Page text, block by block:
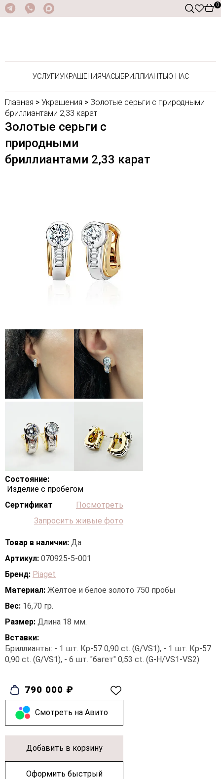
0
УСЛУГИУКРАШЕНИЯЧАСЫ БРИЛЛИАНТЫ О НАС
Главная > Украшения > Золотые серьги с природными
бриллиантами 2,33 карат
Золотые серьги с
природными
бриллиантами 2,33 карат
Состояние:
Изделие с пробегом
Сертификат
Посмотреть
Запросить живые фото
Товар в наличии: Да
Артикул: 070925-5-001
Бренд: Piaget
Материал: Жёлтое и белое золото 750 пробы
Вес: 16,70 гр.
Размер: Длина 18 мм.
Вставки:
Бриллианты: - 1 шт. Кр-57 0,90 ct. (G/VS1), - 1 шт. Кр-57
0,90 ct. (G/VS1), - 6 шт. "багет" 0,53 ct. (G-H/VS1-VS2)
790 000 ₽
Cмотреть на Авито
Добавить в корзину
Оформить быстрый